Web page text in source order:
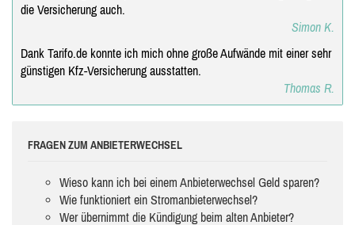
die Versicherung auch.
Simon K.
Dank Tarifo.de konnte ich mich ohne große Aufwände mit einer sehr
günstigen Kfz-Versicherung ausstatten.
Thomas R.
FRAGEN ZUM ANBIETERWECHSEL
Wieso kann ich bei einem Anbieterwechsel Geld sparen?
Wie funktioniert ein Stromanbieterwechsel?
Wer übernimmt die Kündigung beim alten Anbieter?